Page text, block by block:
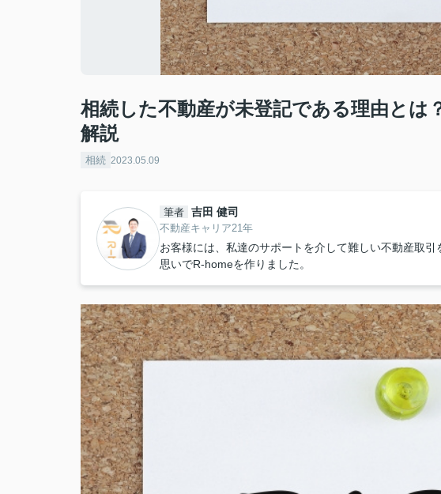
相続した不動産が未登記である理由とは
解説
相続 2023.05.09
筆者 吉田 健司
不動産キャリア21年
お客様には、私達のサポートを介して難しい不動産取
思いでR-homeを作りました。